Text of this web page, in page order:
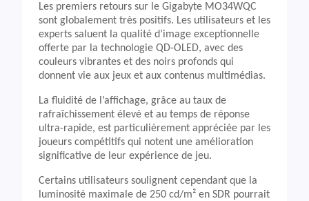
Les premiers retours sur le Gigabyte MO34WQC
sont globalement très positifs. Les utilisateurs et les
experts saluent la qualité d’image exceptionnelle
offerte par la technologie QD-OLED, avec des
couleurs vibrantes et des noirs profonds qui
donnent vie aux jeux et aux contenus multimédias.
La fluidité de l’affichage, grâce au taux de
rafraîchissement élevé et au temps de réponse
ultra-rapide, est particulièrement appréciée par les
joueurs compétitifs qui notent une amélioration
significative de leur expérience de jeu.
Certains utilisateurs soulignent cependant que la
luminosité maximale de 250 cd/m² en SDR pourrait